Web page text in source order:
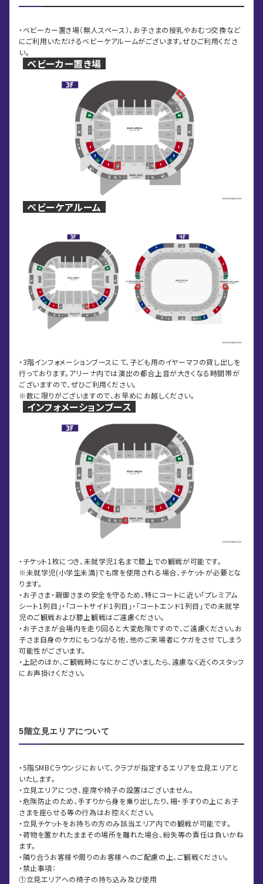
・ベビーカー置き場（無人スペース）、お子さまの授乳やおむつ交換など
にご利用いただけるベビーケアルームがございます。ぜひご利用くださ
い。
ベビーカー置き場
ベビーケアルーム
・3階インフォメーションブースにて、子ども用のイヤーマフの貸し出しを
行っております。アリーナ内では演出の都合上音が大きくなる時間帯が
ございますので、ぜひご利用ください。
※数に限りがございますので、お早めにお越しください。
インフォメーションブース
・チケット1枚につき、未就学児1名まで膝上での観戦が可能です。
※未就学児(小学生未満)でも席を使用される場合、チケットが必要とな
ります。
・お子さま・親御さまの安全を守るため、特にコートに近い「プレミアム
シート1列目」・「コートサイド1列目」・「コートエンド1列目」での未就学
児のご観戦および膝上観戦はご遠慮ください。
・お子さまが会場内を走り回ると大変危険ですので、ご遠慮ください。お
子さま自身のケガにもつながる他、他のご来場者にケガをさせてしまう
可能性がございます。
・上記のほか、ご観戦時になにかございましたら、遠慮なく近くのスタッフ
にお声掛けください。
5階立見エリアについて
・5階SMBCラウンジにおいて、クラブが指定するエリアを立見エリアと
いたします。
・立見エリアにつき、座席や椅子の設置はございません。
・危険防止のため、手すりから身を乗り出したり、柵・手すりの上にお子
さまを座らせる等の行為はお控えください。
・立見チケットをお持ちの方のみ該当エリア内での観戦が可能です。
・荷物を置かれたままその場所を離れた場合、紛失等の責任は負いかね
ます。
・隣り合うお客様や周りのお客様へのご配慮の上、ご観戦ください。
・禁止事項：
①立見エリアへの椅子の持ち込み及び使用